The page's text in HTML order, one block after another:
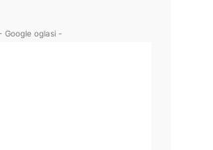
Google oglasi -